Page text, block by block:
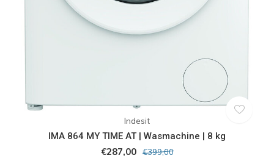
Indesit
IMA 864 MY TIME AT | Wasmachine | 8 kg
€287,00 €399,00